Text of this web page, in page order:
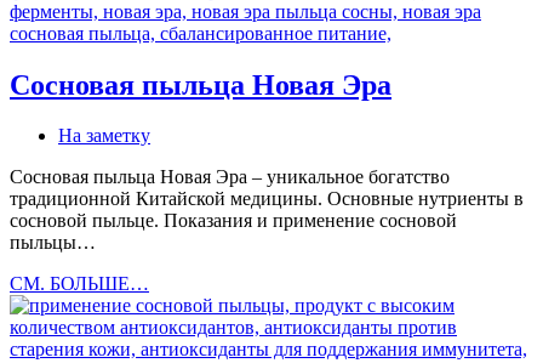
Сосновая пыльца Новая Эра
На заметку
Сосновая пыльца Новая Эра – уникальное богатство
традиционной Китайской медицины. Основные нутриенты в
сосновой пыльце. Показания и применение сосновой
пыльцы…
СМ. БОЛЬШЕ…
пыльца
Новая
Эра